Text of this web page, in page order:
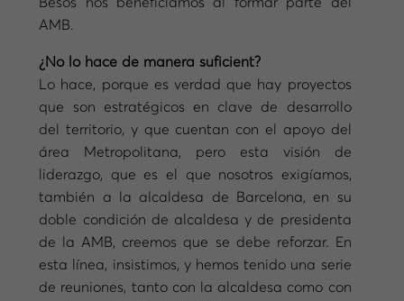
AMB.
¿No lo hace de manera suficient?
Lo hace, porque es verdad que hay proyectos
que son estratégicos en clave de desarrollo
del territorio, y que cuentan con el apoyo del
área Metropolitana, pero esta visión de
liderazgo, que es el que nosotros exigíamos,
también a la alcaldesa de Barcelona, en su
doble condición de alcaldesa y de presidenta
de la AMB, creemos que se debe reforzar. En
esta línea, insistimos, y hemos tenido una serie
de reuniones, tanto con la alcaldesa como con